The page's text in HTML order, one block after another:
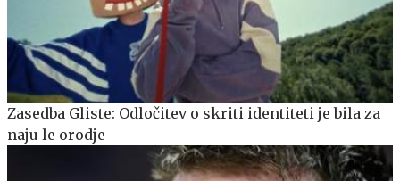
Zasedba Gliste: Odločitev o skriti identiteti je bila za
naju le orodje